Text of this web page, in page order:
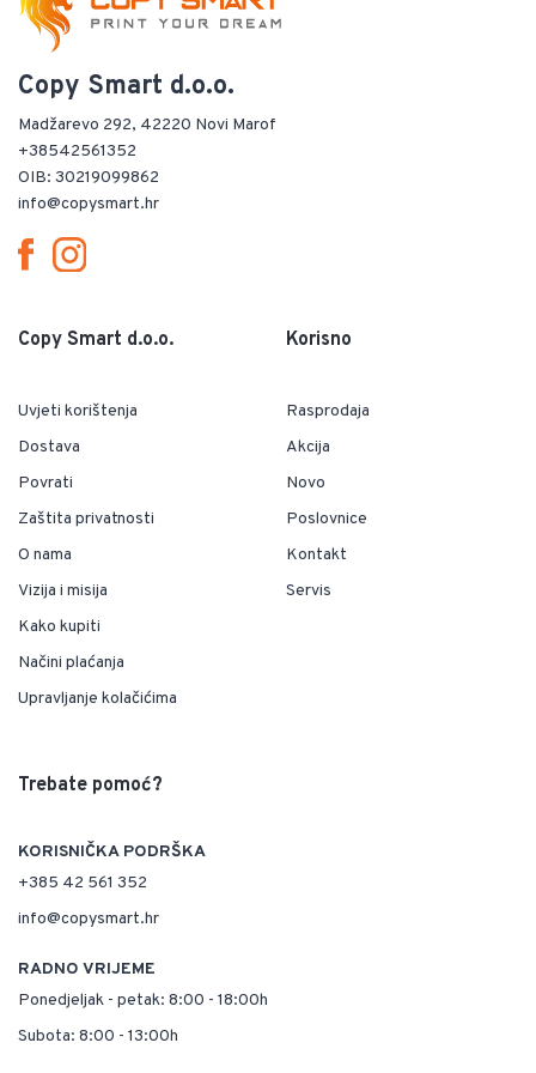
Copy Smart d.o.o.
Madžarevo 292, 42220 Novi Marof
+38542561352
OIB: 30219099862
info@copysmart.hr
Copy Smart d.o.o.
Uvjeti korištenja
Dostava
Povrati
Zaštita privatnosti
O nama
Vizija i misija
Kako kupiti
Načini plaćanja
Upravljanje kolačićima
Korisno
Rasprodaja
Akcija
Novo
Poslovnice
Kontakt
Servis
Trebate pomoć?
KORISNIČKA PODRŠKA
+385 42 561 352
info@copysmart.hr
RADNO VRIJEME
Ponedjeljak - petak: 8:00 - 18:00h
Subota: 8:00 - 13:00h